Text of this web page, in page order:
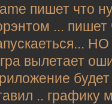
пишет что
...
вылетает
.. графику